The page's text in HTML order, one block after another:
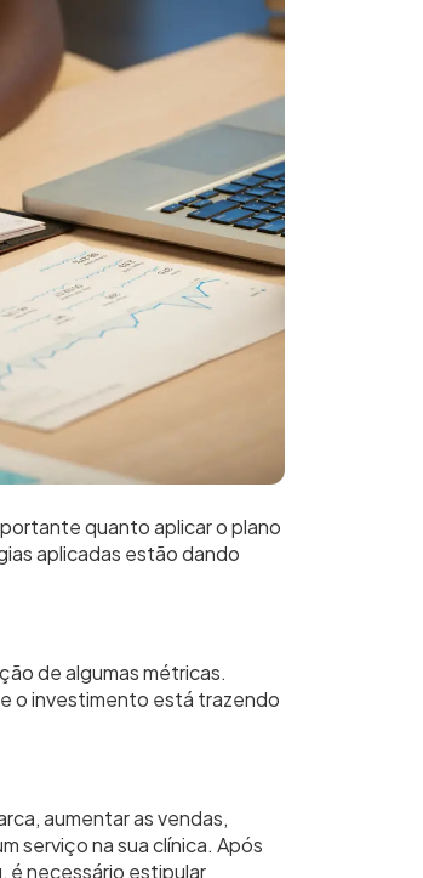
quanto aplicar o plano
aplicadas estão dando
de algumas métricas.
o investimento está trazendo
aumentar as vendas,
serviço na sua clínica. Após
é necessário estipular